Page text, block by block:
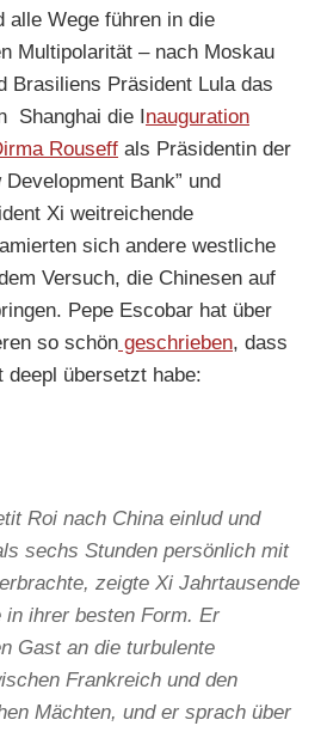
alle Wege führen in die
Multipolarität – nach Moskau
Brasiliens Präsident Lula das
Shanghai die Inauguration
Rouseff als Präsidentin der
Bank” und
Xi weitreichende
sich andere westliche
Versuch, die Chinesen auf
Pepe Escobar hat über
so schön geschrieben, dass
übersetzt habe:
Roi nach China einlud und
sechs Stunden persönlich mit
zeigte Xi Jahrtausende
in ihrer besten Form. Er
Gast an die turbulente
Frankreich und den
Mächten, und er sprach über